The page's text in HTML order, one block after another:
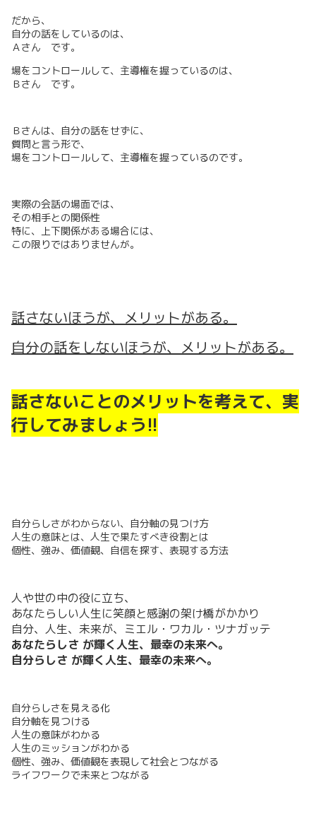
だから、
自分の話をしているのは、
Ａさん です。
場をコントロールして、主導権を握っているのは、
Ｂさん です。
Ｂさんは、自分の話をせずに、
質問と言う形で、
場をコントロールして、主導権を握っているのです。
実際の会話の場面では、
その相手との関係性
特に、上下関係がある場合には、
この限りではありませんが。
話さないほうが、メリットがある。
自分の話をしないほうが、メリットがある。
話さないことのメリットを考えて、実
行してみましょう!!
自分らしさがわからない、自分軸の見つけ方
人生の意味とは、人生で果たすべき役割とは
個性、強み、価値観、自信を探す、表現する方法
人や世の中の役に立ち、
あなたらしい人生に笑顔と感謝の架け橋がかかり
自分、人生、未来が、ミエル・ワカル・ツナガッテ
あなたらしさ が輝く人生、最幸の未来へ。
自分らしさ が輝く人生、最幸の未来へ。
自分らしさを見える化
自分軸を見つける
人生の意味がわかる
人生のミッションがわかる
個性、強み、価値観を表現して社会とつながる
ライフワークで未来とつながる